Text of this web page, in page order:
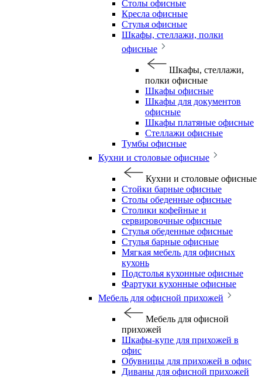
Столы офисные
Кресла офисные
Стулья офисные
Шкафы, стеллажи, полки
офисные
Шкафы, стеллажи,
полки офисные
Шкафы офисные
Шкафы для документов
офисные
Шкафы платяные офисные
Стеллажи офисные
Тумбы офисные
Кухни и столовые офисные
Кухни и столовые офисные
Стойки барные офисные
Столы обеденные офисные
Столики кофейные и
сервировочные офисные
Стулья обеденные офисные
Стулья барные офисные
Мягкая мебель для офисных
кухонь
Подстолья кухонные офисные
Фартуки кухонные офисные
Мебель для офисной прихожей
Мебель для офисной
прихожей
Шкафы-купе для прихожей в
офис
Обувницы для прихожей в офис
Диваны для офисной прихожей